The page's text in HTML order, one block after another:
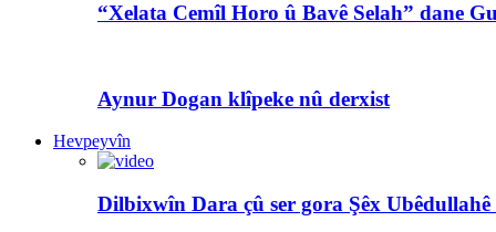
“Xelata Cemîl Horo û Bavê Selah” dane
Aynur Dogan klîpeke nû derxist
Hevpeyvîn
Dilbixwîn Dara çû ser gora Şêx